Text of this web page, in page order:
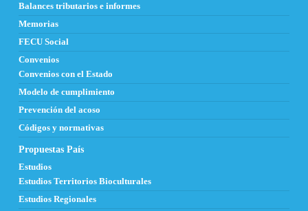
Balances tributarios e informes
Memorias
FECU Social
Convenios
Convenios con el Estado
Modelo de cumplimiento
Prevención del acoso
Códigos y normativas
Propuestas País
Estudios
Estudios Territorios Bioculturales
Estudios Regionales